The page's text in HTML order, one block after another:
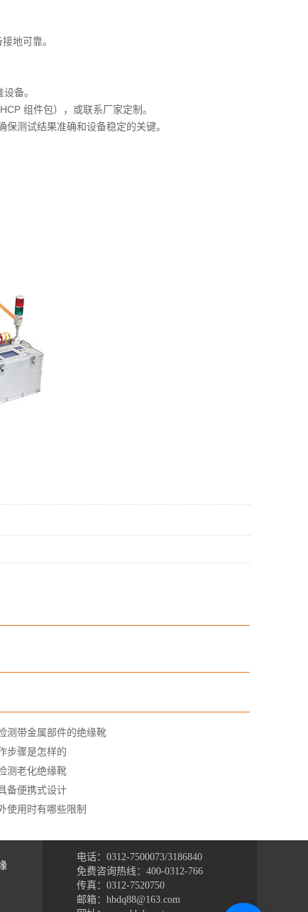
地可靠。
备。
组件包），或联系厂家定制。
测试结果准确和设备稳定的关键。
测带金属部件的绝缘靴
步骤是怎样的
测老化绝缘靴
备便携式设计
使用时有哪些限制
电话：0312-7500073/3186840
免费咨询热线：400-0312-766
传真：0312-7520750
邮箱：hbdq88@163.com